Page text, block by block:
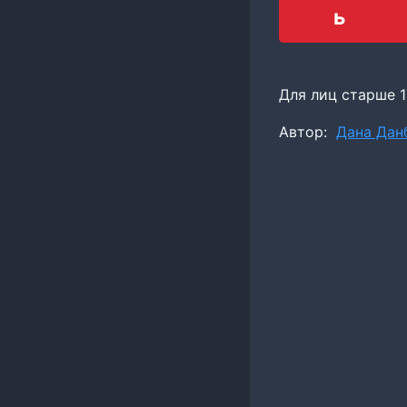
ь
Для лиц старше
Метки
Автор: Дана